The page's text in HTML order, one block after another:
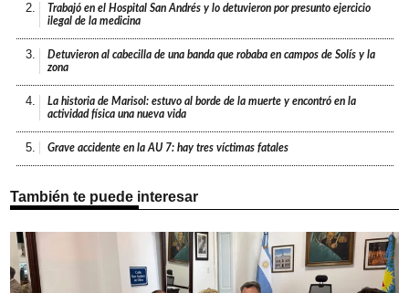
2.
Trabajó en el Hospital San Andrés y lo detuvieron por presunto ejercicio
ilegal de la medicina
3.
Detuvieron al cabecilla de una banda que robaba en campos de Solís y la
zona
4.
La historia de Marisol: estuvo al borde de la muerte y encontró en la
actividad física una nueva vida
5. Grave accidente en la AU 7: hay tres víctimas fatales
También te puede interesar